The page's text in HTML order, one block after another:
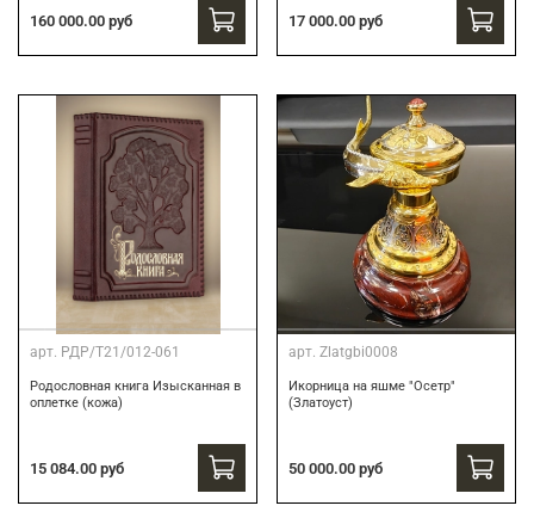
160 000.00 руб 17 000.00 руб
арт. РДР/Т21/012-061
Родословная книга Изысканная в
оплетке (кожа)
15 084.00 руб
арт. Zlatgbi0008
Икорница на яшме "Осетр"
(Златоуст)
50 000.00 руб